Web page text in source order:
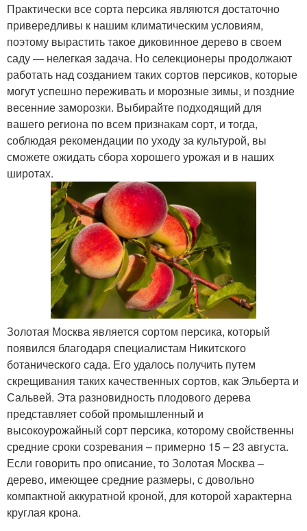
Практически все сорта персика являются достаточно
привередливы к нашим климатическим условиям,
поэтому вырастить такое диковинное дерево в своем
саду — нелегкая задача. Но селекционеры продолжают
работать над созданием таких сортов персиков, которые
могут успешно переживать и морозные зимы, и поздние
весенние заморозки. Выбирайте подходящий для
вашего региона по всем признакам сорт, и тогда,
соблюдая рекомендации по уходу за культурой, вы
сможете ожидать сбора хорошего урожая и в наших
широтах.
Золотая Москва является сортом персика, который
появился благодаря специалистам Никитского
ботанического сада. Его удалось получить путем
скрещивания таких качественных сортов, как Эльберта и
Сальвей. Эта разновидность плодового дерева
представляет собой промышленный и
высокоурожайный сорт персика, которому свойственны
средние сроки созревания – примерно 15 – 23 августа.
Если говорить про описание, то Золотая Москва –
дерево, имеющее средние размеры, с довольно
компактной аккуратной кроной, для которой характерна
круглая крона.